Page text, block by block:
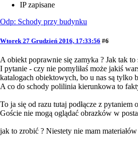
IP zapisane
Odp: Schody przy budynku
Wtorek 27 Grudzień 2016, 17:33:56 #6
A obiekt poprawnie się zamyka ? Jak tak
I pytanie - czy nie pomyliłaś może jakiś
katalogach obiektowych, bo u nas są
A co do schody polilinia kierunkowa to
To ja się od razu tutaj podłącze z
Goście nie mogą oglądać obrazków w
jak to zrobić ? Niestety nie mam